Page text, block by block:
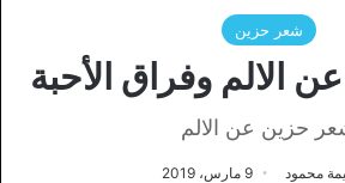
شعر حزين
الالم وفراق الأحبة
حزين عن الالم
محمود 9 مارس، 2019